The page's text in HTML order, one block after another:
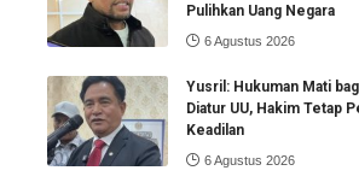
Pulihkan Uang Negara
6 Agustus 2026
Yusril: Hukuman Mati
Diatur UU, Hakim Tetap
Keadilan
6 Agustus 2026